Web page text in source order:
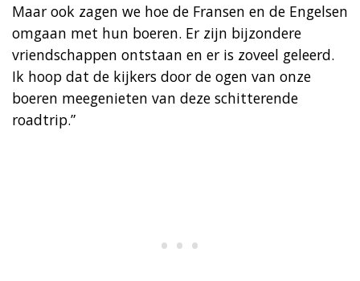
Maar ook zagen we hoe de Fransen en de Engelsen
omgaan met hun boeren. Er zijn bijzondere
vriendschappen ontstaan en er is zoveel geleerd.
Ik hoop dat de kijkers door de ogen van onze
boeren meegenieten van deze schitterende
roadtrip.”